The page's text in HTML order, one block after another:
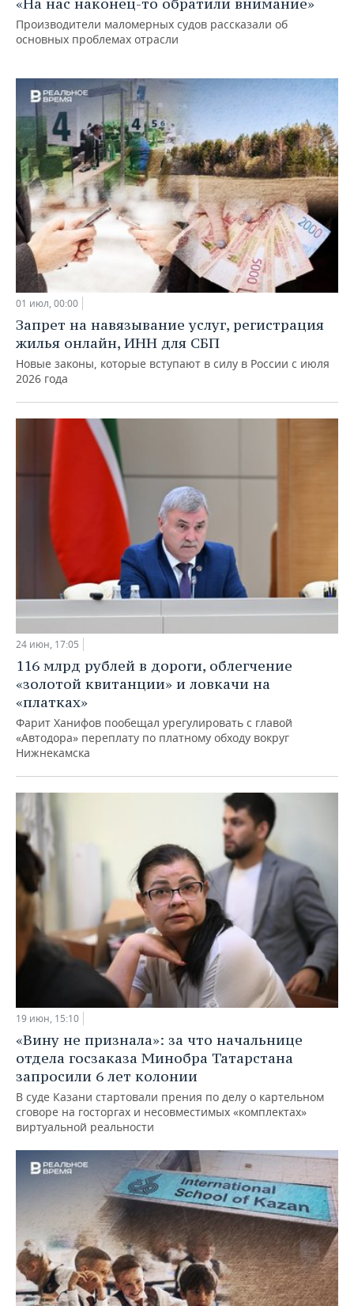
Производители маломерных судов рассказали об
основных проблемах отрасли
01 июл, 00:00
Запрет на навязывание услуг, регистрация
жилья онлайн, ИНН для СБП
Новые законы, которые вступают в силу в России с июля
2026 года
24 июн, 17:05
116 млрд рублей в дороги, облегчение
«золотой квитанции» и ловкачи на
«платках»
Фарит Ханифов пообещал урегулировать с главой
«Автодора» переплату по платному обходу вокруг
Нижнекамска
19 июн, 15:10
«Вину не признала»: за что начальнице
отдела госзаказа Минобра Татарстана
запросили 6 лет колонии
В суде Казани стартовали прения по делу о картельном
сговоре на госторгах и несовместимых «комплектах»
виртуальной реальности